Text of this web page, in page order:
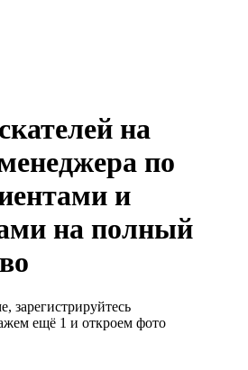
на
по
и
на полный
зарегистрируйтесь
ещё 1 и откроем фото